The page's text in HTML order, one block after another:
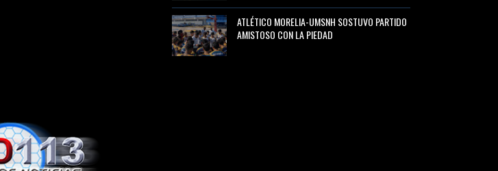
ATLÉTICO MORELIA-UMSNH SOSTUVO PARTIDO
AMISTOSO CON LA PIEDAD